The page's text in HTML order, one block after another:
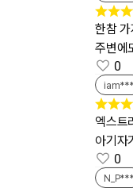
한참
주변에
0
iam***
엑스트
아기자
0
N_P***